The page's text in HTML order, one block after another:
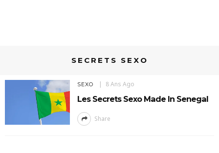
SECRETS SEXO
SEXO 8 Ans Ago
Les Secrets Sexo Made In Senegal
Share